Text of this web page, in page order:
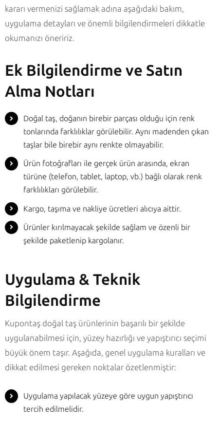
kararı vermenizi sağlamak adına aşağıdaki bakım,
uygulama detayları ve önemli bilgilendirmeleri dikkatle
okumanızı öneririz.
Ek Bilgilendirme ve Satın
Alma Notları
Doğal taş, doğanın birebir parçası olduğu için renk
tonlarında farklılıklar görülebilir. Aynı madenden çıkan
taşlar bile birebir aynı renkte olmayabilir.
Ürün fotoğrafları ile gerçek ürün arasında, ekran
türüne (telefon, tablet, laptop, vb.) bağlı olarak renk
farklılıkları görülebilir.
Kargo, taşıma ve nakliye ücretleri alıcıya aittir.
Ürünler kırılmayacak şekilde sağlam ve özenli bir
şekilde paketlenip kargolanır.
Uygulama & Teknik
Bilgilendirme
Kupontaş doğal taş ürünlerinin başarılı bir şekilde
uygulanabilmesi için, yüzey hazırlığı ve yapıştırıcı seçimi
büyük önem taşır. Aşağıda, genel uygulama kuralları ve
dikkat edilmesi gereken noktalar özetlenmiştir:
Uygulama yapılacak yüzeye göre uygun yapıştırıcı
tercih edilmelidir.